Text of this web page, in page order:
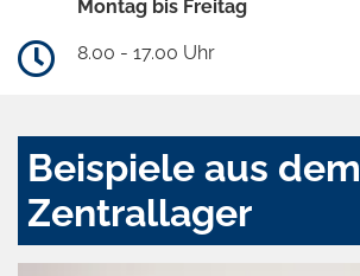
Montag bis Freitag
8.00 - 17.00 Uhr
Beispiele aus dem
Zentrallager